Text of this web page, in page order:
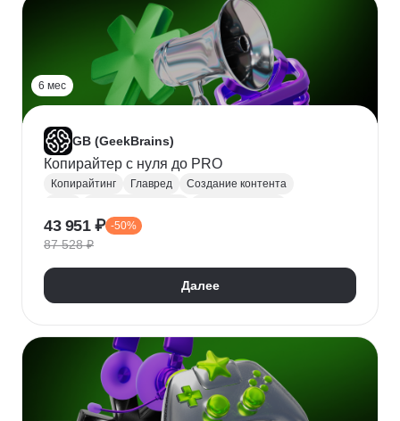
6 мес
GB (GeekBrains)
Копирайтер с нуля до PRO
Копирайтинг Главред
Создание контента
Коммерческие тексты
43 951 ₽ -50%
87 528 ₽
Далее